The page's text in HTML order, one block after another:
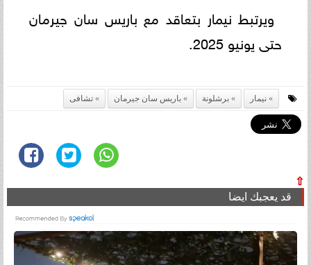
ويرتبط نيمار بتعاقد مع باريس سان جيرمان
حتى يونيو 2025.
نيمار برشلونة باريس سان جيرمان تشافى
⇧
قد يعجبك ايضا